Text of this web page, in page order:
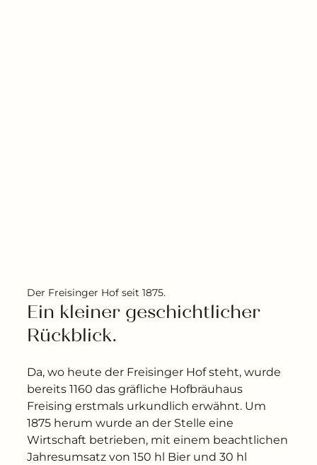
Der Freisinger Hof seit 1875.
Ein kleiner geschichtlicher
Rückblick.
Da, wo heute der Freisinger Hof steht, wurde
bereits 1160 das gräfliche Hofbräuhaus
Freising erstmals urkundlich erwähnt. Um
1875 herum wurde an der Stelle eine
Wirtschaft betrieben, mit einem beachtlichen
Jahresumsatz von 150 hl Bier und 30 hl